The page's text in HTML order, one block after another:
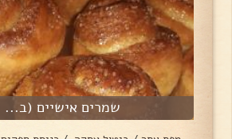
שמרים אישיים (ב...